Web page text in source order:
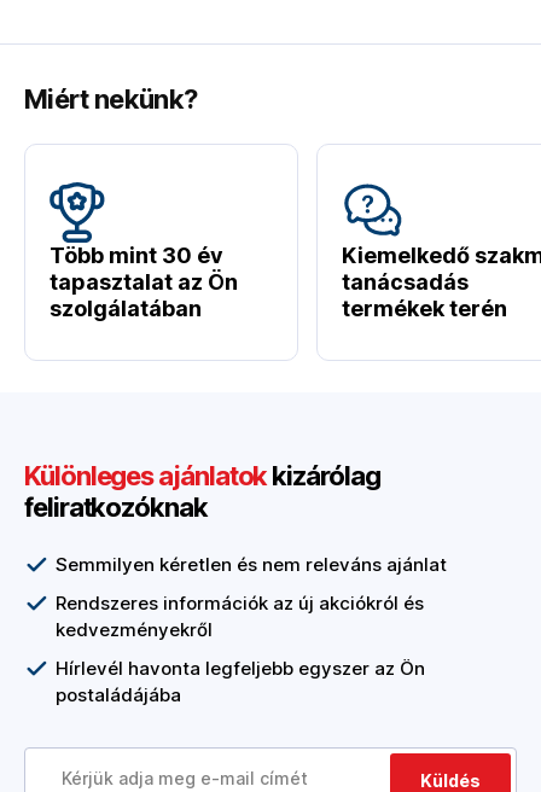
Miért nekünk?
Több mint 30 év
tapasztalat az Ön
szolgálatában
Kiemelkedő
tanácsadás
termékek terén
Különleges ajánlatokkizárólag
feliratkozóknak
Semmilyen kéretlen és nem releváns ajánlat
Rendszeres információk az új akciókról és
kedvezményekről
Hírlevél havonta legfeljebb egyszer az Ön
postaládájába
Küldés